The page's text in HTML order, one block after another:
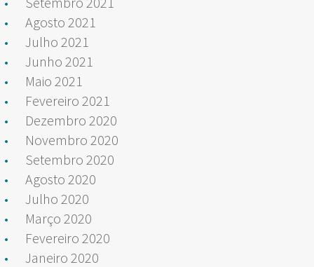
Agosto 2021
Julho 2021
Junho 2021
Maio 2021
Fevereiro 2021
Dezembro 2020
Novembro 2020
Setembro 2020
Agosto 2020
Julho 2020
Março 2020
Fevereiro 2020
Janeiro 2020